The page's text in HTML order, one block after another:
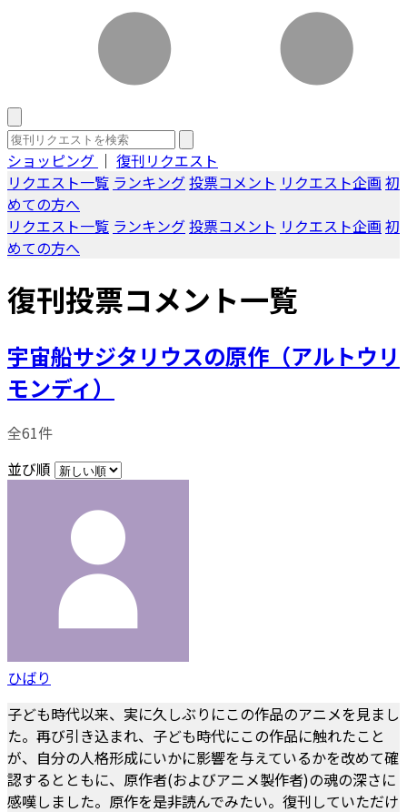
ショッピング ｜ 復刊リクエスト
リクエスト一覧 ランキング投票コメント リクエスト企画 初
めての方へ
リクエスト一覧 ランキング投票コメント リクエスト企画 初
めての方へ
復刊投票コメント一覧
宇宙船サジタリウスの原作（アルトウリ
モンディ）
全61件
並び順
ひばり
子ども時代以来、実に久しぶりにこの作品のアニメを見まし
た。再び引き込まれ、子ども時代にこの作品に触れたこと
が、自分の人格形成にいかに影響を与えているかを改めて確
認するとともに、原作者(およびアニメ製作者)の魂の深さに
感嘆しました。原作を是非読んでみたい。復刊していただけ